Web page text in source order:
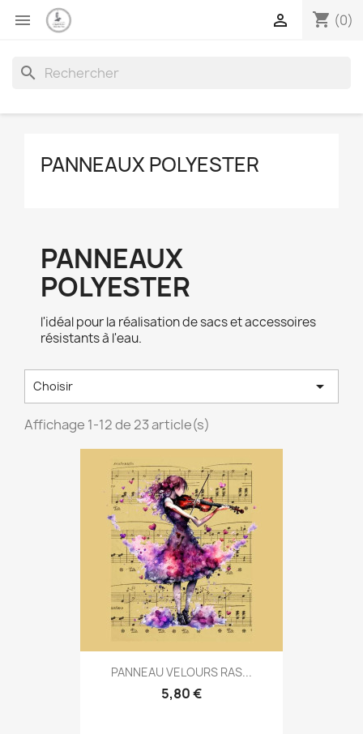
 shopping_cart (0)

search
PANNEAUX POLYESTER
PANNEAUX
POLYESTER
l'idéal pour la réalisation de sacs et accessoires
résistants à l'eau.
Choisir 
Affichage 1-12 de 23 article(s)
PANNEAU VELOURS RAS...
5,80 €